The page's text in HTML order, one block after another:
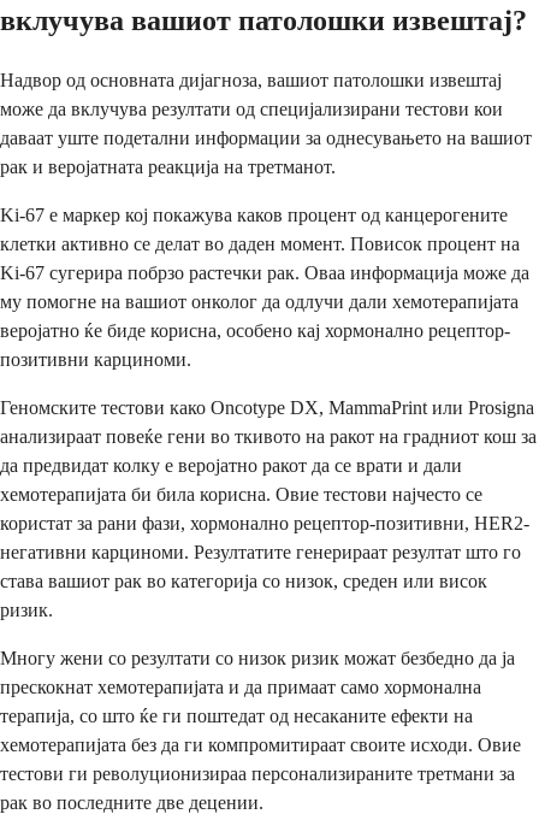
вклучува вашиот патолошки извештај?
Надвор од основната дијагноза, вашиот патолошки извештај
може да вклучува резултати од специјализирани тестови кои
даваат уште подетални информации за однесувањето на вашиот
рак и веројатната реакција на третманот.
Ki-67 е маркер кој покажува каков процент од канцерогените
клетки активно се делат во даден момент. Повисок процент на
Ki-67 сугерира побрзо растечки рак. Оваа информација може да
му помогне на вашиот онколог да одлучи дали хемотерапијата
веројатно ќе биде корисна, особено кај хормонално рецептор-
позитивни карциноми.
Геномските тестови како Oncotype DX, MammaPrint или Prosigna
анализираат повеќе гени во ткивото на ракот на градниот кош за
да предвидат колку е веројатно ракот да се врати и дали
хемотерапијата би била корисна. Овие тестови најчесто се
користат за рани фази, хормонално рецептор-позитивни, HER2-
негативни карциноми. Резултатите генерираат резултат што го
става вашиот рак во категорија со низок, среден или висок
ризик.
Многу жени со резултати со низок ризик можат безбедно да ја
прескокнат хемотерапијата и да примаат само хормонална
терапија, со што ќе ги поштедат од несаканите ефекти на
хемотерапијата без да ги компромитираат своите исходи. Овие
тестови ги револуционизираа персонализираните третмани за
рак во последните две децении.